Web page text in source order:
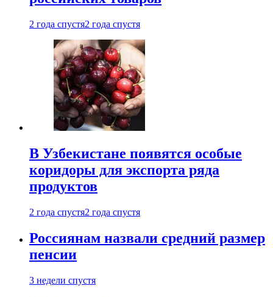
2 года спустя2 года спустя
В Узбекистане появятся особые
коридоры для экспорта ряда
продуктов
2 года спустя2 года спустя
Россиянам назвали средний размер
пенсии
3 недели спустя